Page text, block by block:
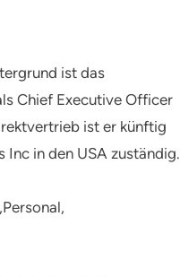
ist das
Chief Executive Officer
ist er künftig
Inc in den USA zuständig.